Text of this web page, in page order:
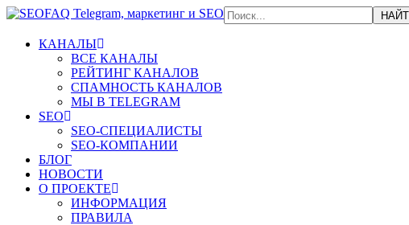
КАНАЛЫ
ВСЕ КАНАЛЫ
РЕЙТИНГ КАНАЛОВ
СПАМНОСТЬ КАНАЛОВ
МЫ В TELEGRAM
SEO
SEO-СПЕЦИАЛИСТЫ
SEO-КОМПАНИИ
БЛОГ
НОВОСТИ
О ПРОЕКТЕ
ИНФОРМАЦИЯ
ПРАВИЛА